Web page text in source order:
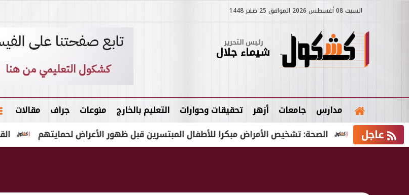
السبت 08 أغسطس 2026 الموافق 25 صفر 1448
رئيس التحرير
شيماء جلال
مدارس جامعات أزهر تحقيقات وحوارات التعليم بالخارج منوعات جراف مقالات
عاجل القبض على الصحة: تشخيص الأمراض مبكرا للأطفال المبتسرين قبل ظهور الأعراض لحمايتهم